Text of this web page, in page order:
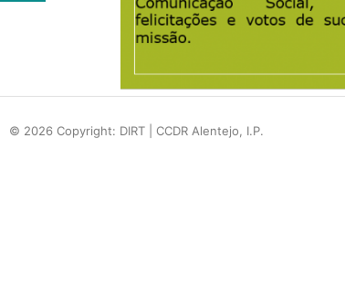
© 2026 Copyright: DIRT | CCDR Alentejo, I.P.